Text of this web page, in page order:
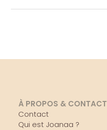
À PROPOS & CONTACT
Contact
Qui est Joanaa ?